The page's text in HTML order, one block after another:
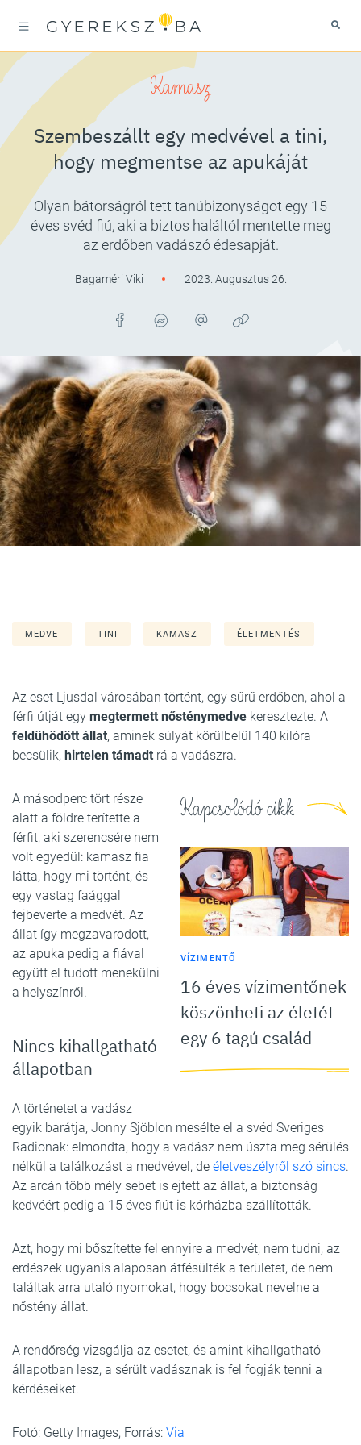
Kamasz
Szembeszállt egy medvével a tini,
hogy megmentse az apukáját
Olyan bátorságról tett tanúbizonyságot egy 15
éves svéd fiú, aki a biztos haláltól mentette meg
az erdőben vadászó édesapját.
Bagaméri Viki 2023. Augusztus 26.
MEDVE TINI KAMASZ ÉLETMENTÉS
Az eset Ljusdal városában történt, egy sűrű erdőben, ahol a
férfi útját egy megtermett nősténymedve keresztezte. A
feldühödött állat, aminek súlyát körülbelül 140 kilóra
becsülik, hirtelen támadt rá a vadászra.
Kapcsolódó cikk
VÍZIMENTŐ
16 éves vízimentőnek
köszönheti az életét
egy 6 tagú család
A másodperc tört része
alatt a földre terítette a
férfit, aki szerencsére nem
volt egyedül: kamasz fia
látta, hogy mi történt, és
egy vastag faággal
fejbeverte a medvét. Az
állat így megzavarodott,
az apuka pedig a fiával
együtt el tudott menekülni
a helyszínről.
Nincs kihallgatható
állapotban
A történetet a vadász
egyik barátja, Jonny Sjöblon mesélte el a svéd Sveriges
Radionak: elmondta, hogy a vadász nem úszta meg sérülés
nélkül a találkozást a medvével, de életveszélyről szó sincs.
Az arcán több mély sebet is ejtett az állat, a biztonság
kedvéért pedig a 15 éves fiút is kórházba szállították.
Azt, hogy mi bőszítette fel ennyire a medvét, nem tudni, az
erdészek ugyanis alaposan átfésülték a területet, de nem
találtak arra utaló nyomokat, hogy bocsokat nevelne a
nőstény állat.
A rendőrség vizsgálja az esetet, és amint kihallgatható
állapotban lesz, a sérült vadásznak is fel fogják tenni a
kérdéseiket.
Fotó: Getty Images, Forrás: Via